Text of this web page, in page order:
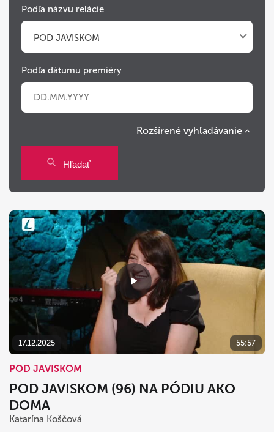
Podľa názvu relácie
POD JAVISKOM
Podľa dátumu premiéry
Po Ut
27 28 29
10 11 14 15 16
17 18 20 21 22 23
24 25 26 27 28 29 30
31 2 3 4
vymazať
Rozšírené vyhľadávanie
Hľadať
17.12.2025 55:57
POD JAVISKOM
POD JAVISKOM (96) NA PÓDIU AKO
DOMA
Katarína Koščová